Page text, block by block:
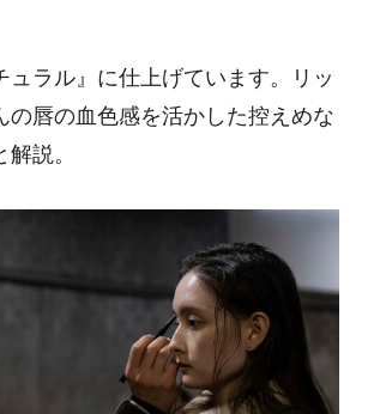
ュラル』に仕上げています。リッ
の唇の血色感を活かした控えめな
説。